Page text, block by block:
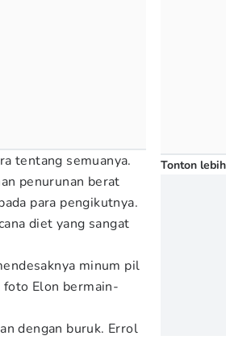
tentang semuanya.
penurunan berat
para pengikutnya.
diet yang sangat
minum pil
Elon bermain-
dengan buruk. Errol
Tonton